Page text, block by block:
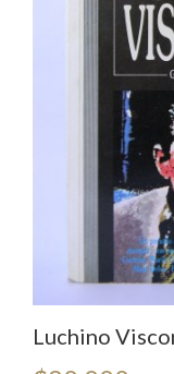
Luchino